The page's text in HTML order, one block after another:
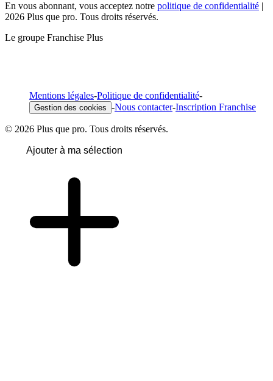
En vous abonnant, vous acceptez notre politique de confidentialité |
2026 Plus que pro. Tous droits réservés.
Le groupe Franchise Plus
Mentions légales-Politique de confidentialité-
Gestion des cookies -Nous contacter-Inscription Franchise
© 2026 Plus que pro. Tous droits réservés.
Ajouter à ma sélection